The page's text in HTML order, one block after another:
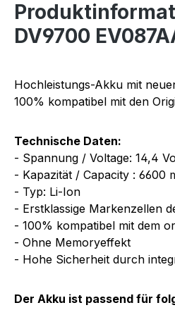
DV9700
Hochleistungs-Akku mit
100% kompatibel mit den
Technische Daten:
- Spannung / Voltage: 14,4
- Kapazität / Capacity : 6600
- Typ: Li-Ion
- Erstklassige Markenzellen
- 100% kompatibel mit dem
- Ohne Memoryeffekt
- Hohe Sicherheit durch
Der Akku ist passend für